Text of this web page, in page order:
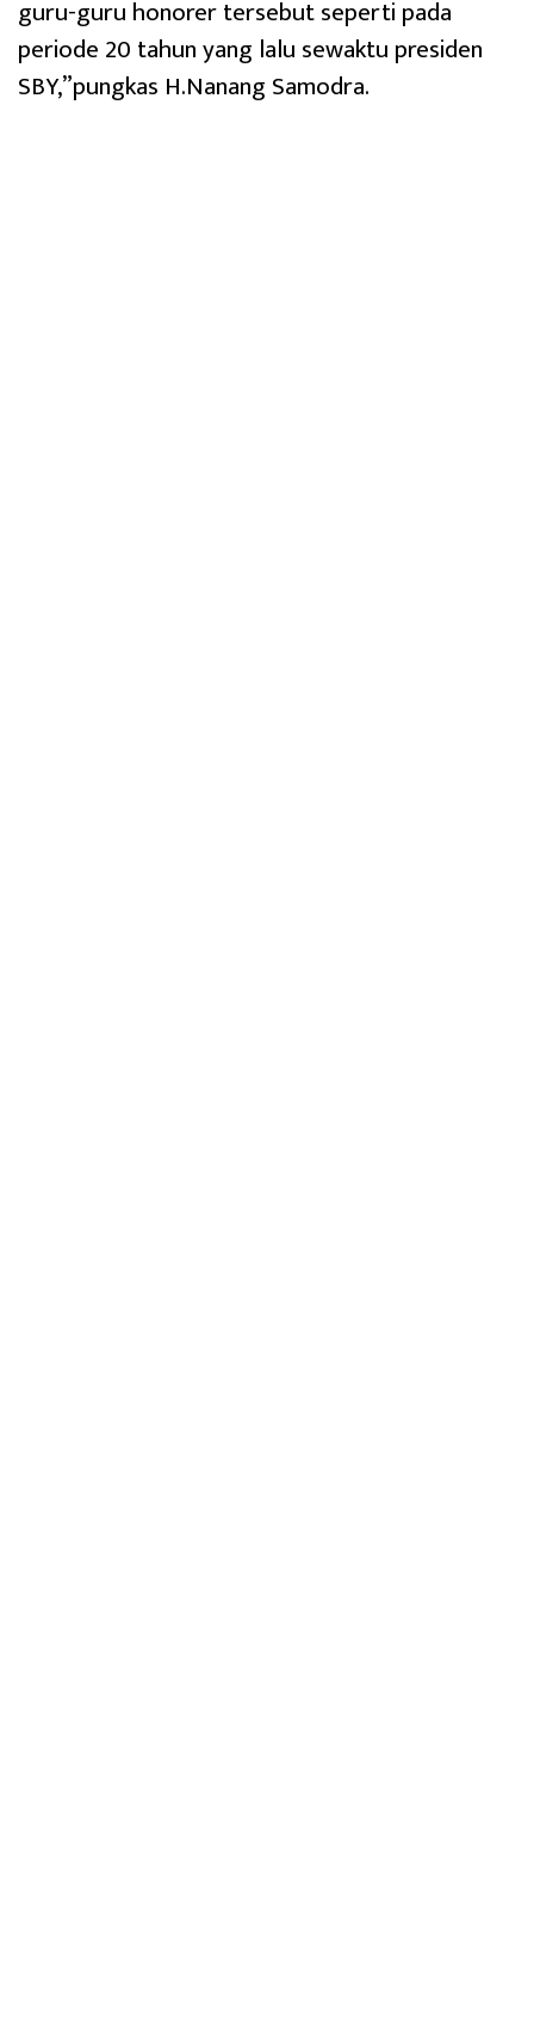
guru-guru honorer tersebut seperti pada
periode 20 tahun yang lalu sewaktu presiden
SBY,”pungkas H.Nanang Samodra.